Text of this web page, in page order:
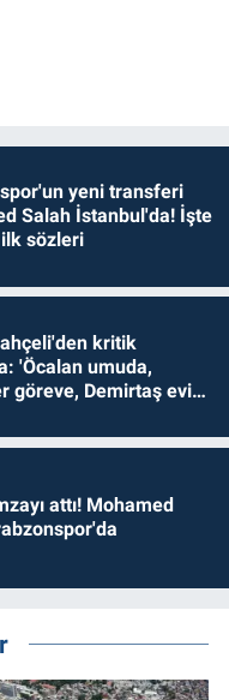
yeni transferi
Salah İstanbul'da! İşte
ilk sözleri
kritik
'Öcalan umuda,
göreve, Demirtaş evine
attı! Mohamed